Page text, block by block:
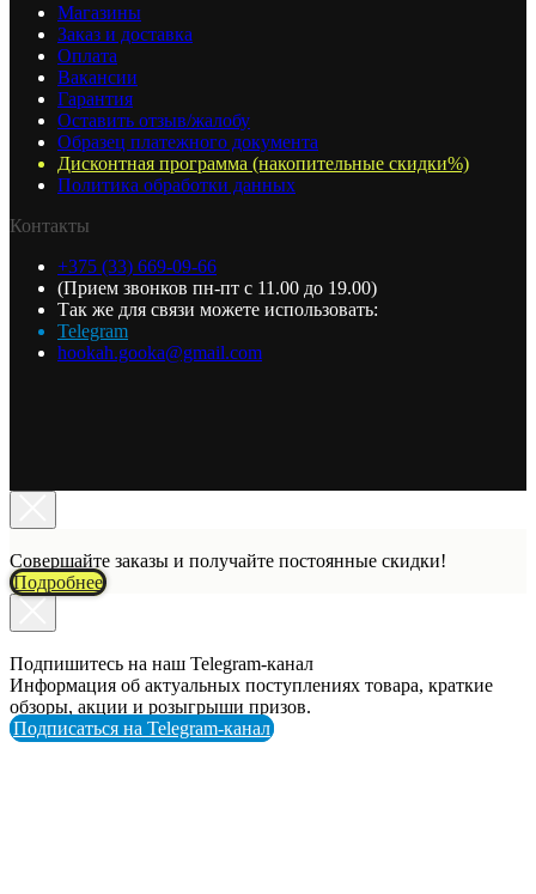
Магазины
Заказ и доставка
Оплата
Вакансии
Гарантия
Оставить отзыв/жалобу
Образец платежного документа
Дисконтная программа (накопительные скидки%)
Политика обработки данных
Контакты
+375 (33) 669-09-66
(Прием звонков пн-пт с 11.00 до 19.00)
Так же для связи можете использовать:
Telegram
hookah.gooka@gmail.com
Совершайте заказы и получайте постоянные скидки!
Подробнее
Подпишитесь на наш Telegram-канал
Информация об актуальных поступлениях товара, краткие
обзоры, акции и розыгрыши призов.
Подписаться на Telegram-канал